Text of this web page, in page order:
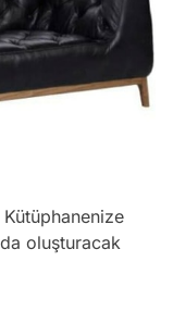
oluşturacak